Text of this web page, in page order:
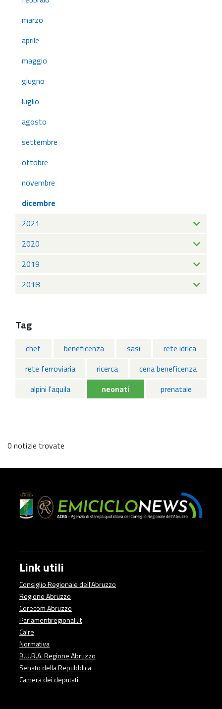
marzo
aprile
maggio
giugno
luglio
agosto
settembre
ottobre
novembre
dicembre
2021
2020
2019
2018
Tag
chef beneficenza sasi
rete idrica
rete ferroviaria
ricerca
cena beneficenza
alpini l'aquila
neonati prenatale
0 notizie trovate
Link utili
Consiglio Regionale dell'Abruzzo
Regione Abruzzo
Corecom Abruzzo
Parlamentiregionali.it
Calre
Normativa
B.U.R.A. Regione Abruzzo
Senato della Repubblica
Camera dei deputati